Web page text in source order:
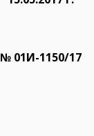
№ 01И-1150/17